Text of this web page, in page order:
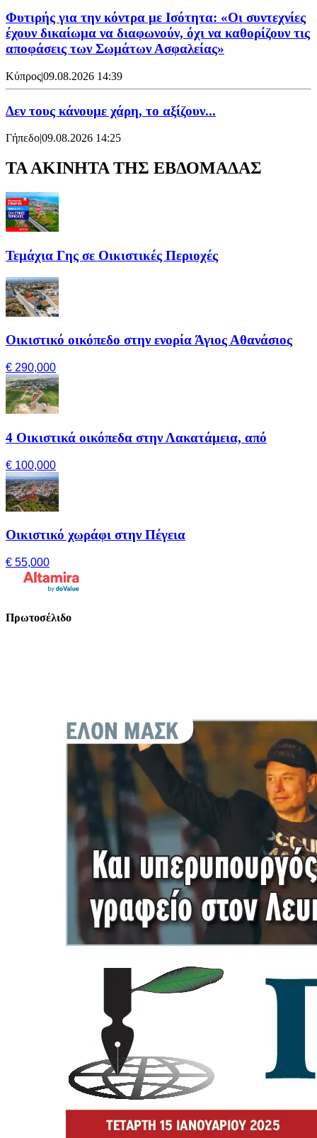
Φυτιρής για την κόντρα με Ισότητα: «Οι συντεχνίες
έχουν δικαίωμα να διαφωνούν, όχι να καθορίζουν τις
αποφάσεις των Σωμάτων Ασφαλείας»
Κύπρος|09.08.2026 14:39
Δεν τους κάνουμε χάρη, το αξίζουν...
Γήπεδο|09.08.2026 14:25
ΤΑ ΑΚΙΝΗΤΑ ΤΗΣ ΕΒΔΟΜΑΔΑΣ
Τεμάχια Γης σε Οικιστικές Περιοχές
Οικιστικό οικόπεδο στην ενορία Άγιος Αθανάσιος
€ 290,000
4 Οικιστικά οικόπεδα στην Λακατάμεια, από
€ 100,000
Οικιστικό χωράφι στην Πέγεια
€ 55,000
Πρωτοσέλιδο